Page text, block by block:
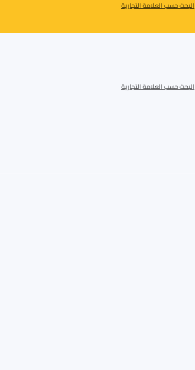
البحث حسب العلامة التجارية
البحث حسب العلامة التجارية